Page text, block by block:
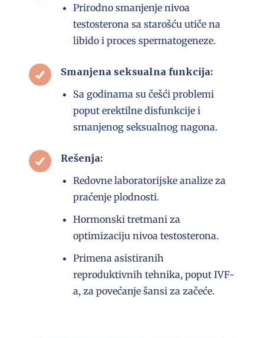
Prirodno smanjenje nivoa
testosterona sa starošću utiče na
libido i proces spermatogeneze.
Smanjena seksualna funkcija:
Sa godinama su češći problemi
poput erektilne disfunkcije i
smanjenog seksualnog nagona.
Rešenja:
Redovne laboratorijske analize za
praćenje plodnosti.
Hormonski tretmani za
optimizaciju nivoa testosterona.
Primena asistiranih
reproduktivnih tehnika, poput IVF-
a, za povećanje šansi za začeće.